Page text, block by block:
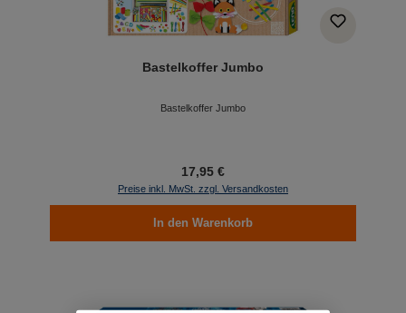
Bastelkoffer Jumbo
Bastelkoffer Jumbo
17,95 €
Preise inkl. MwSt. zzgl. Versandkosten
In den Warenkorb